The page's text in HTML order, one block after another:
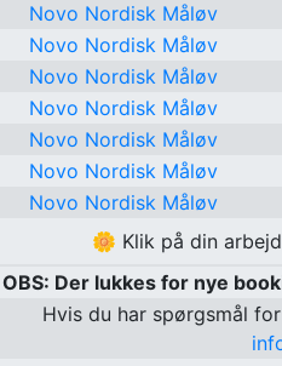
Novo Nordisk Måløv
Novo Nordisk Måløv
Novo Nordisk Måløv
Novo Nordisk Måløv
Novo Nordisk Måløv
Novo Nordisk Måløv
Novo Nordisk Måløv
🌼 Klik på din
OBS: Der lukkes for nye
Hvis du har spørgsmål